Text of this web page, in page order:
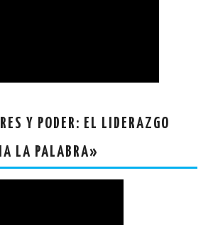
Y PODER: EL LIDERAZGO
LA PALABRA»